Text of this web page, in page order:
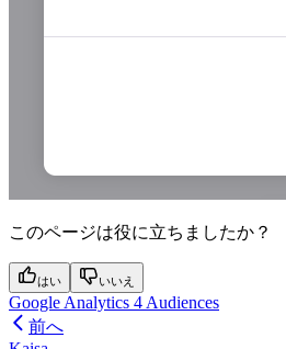
このページは役に立ちましたか？
はい いいえ
Google Analytics 4 Audiences
前へ